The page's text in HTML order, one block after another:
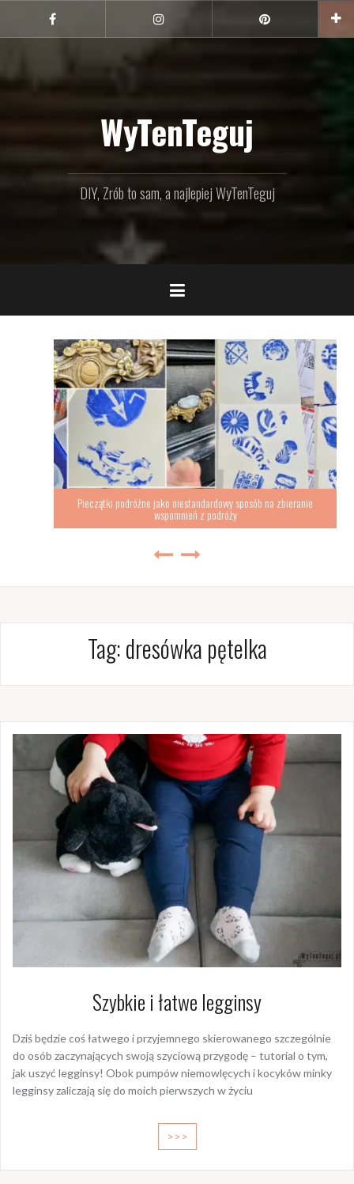
treści
Facebook Instagram
WyTenTeguj
DIY, Zrób to sam, a najlepiej WyTenTeguj
Pieczątki podróżne jako niestandardowy sposób na zbieranie
wspomnień z podróży
Tag:dresówka pętelka
Szybkie i łatwe legginsy
Dziś będzie coś łatwego i przyjemnego skierowanego szczególnie
do osób zaczynających swoją szyciową przygodę – tutorial o tym,
jak uszyć legginsy! Obok pumpów niemowlęcych i kocyków minky
legginsy zaliczają się do moich pierwszych w życiu
>>>